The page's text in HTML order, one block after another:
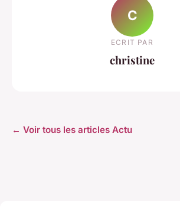
C
ECRIT PAR
christine
← Voir tous les articles Actu